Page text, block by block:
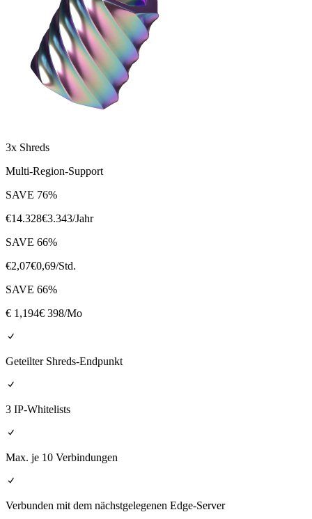
3x Shreds
Multi-Region-Support
SAVE 76%
€14.328€3.343/Jahr
SAVE 66%
€2,07€0,69/Std.
SAVE 66%
€ 1,194€ 398/Mo
Geteilter Shreds-Endpunkt
3 IP-Whitelists
Max. je 10 Verbindungen
Verbunden mit dem nächstgelegenen Edge-Server